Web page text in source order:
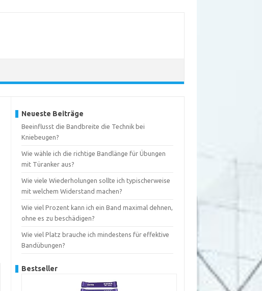
Neueste Beiträge
Beeinflusst die Bandbreite die Technik bei
Kniebeugen?
Wie wähle ich die richtige Bandlänge für Übungen
mit Türanker aus?
Wie viele Wiederholungen sollte ich typischerweise
mit welchem Widerstand machen?
Wie viel Prozent kann ich ein Band maximal dehnen,
ohne es zu beschädigen?
Wie viel Platz brauche ich mindestens für effektive
Bandübungen?
Bestseller